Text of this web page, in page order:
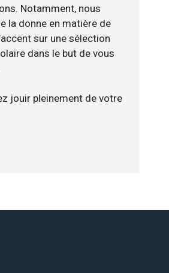
Notamment, nous
la donne en matière de
sur une sélection
dans le but de vous
jouir pleinement de votre